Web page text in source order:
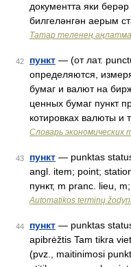
документта яки
билгеләнгән аерым
Татар теленең
42 пункт — (от лат.
определяются,
бумаг и валют на
ценных бумаг пункт
котировках валюты и
Словарь экономических
43 пункт — punktas
angl. item; point;
пункт, m pranc. lieu,
Automatikos terminų
44 пункт — punktas
apibrėžtis Tam tikra
(pvz., maitinimosi